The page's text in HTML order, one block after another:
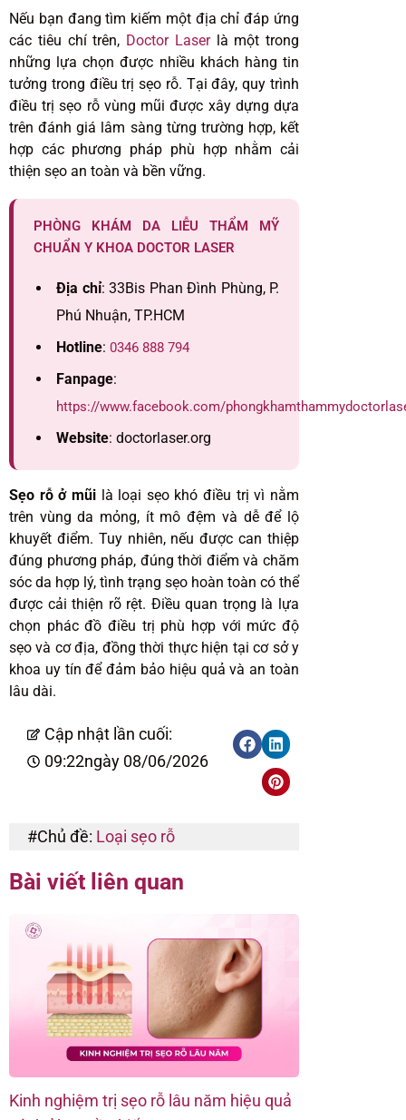
Nếu bạn đang tìm kiếm một địa chỉ đáp ứng
các tiêu chí trên, Doctor Laserlà một trong
những lựa chọn được nhiều khách hàng tin
tưởng trong điều trị sẹo rỗ. Tại đây, quy trình
điều trị sẹo rỗ vùng mũi được xây dựng dựa
trên đánh giá lâm sàng từng trường hợp, kết
hợp các phương pháp phù hợp nhằm cải
thiện sẹo an toàn và bền vững.
PHÒNG KHÁM DA LIỄU THẨM MỸ
CHUẨN Y KHOA DOCTOR LASER
Địa chỉ: 33Bis Phan Đình Phùng, P.
Phú Nhuận, TP.HCM
Hotline: 0346 888 794
Fanpage:
https://www.facebook.com/
Website: doctorlaser.org
Sẹo rỗ ở mũilà loại sẹo khó điều trị vì nằm
trên vùng da mỏng, ít mô đệm và dễ để lộ
khuyết điểm. Tuy nhiên, nếu được can thiệp
đúng phương pháp, đúng thời điểm và chăm
sóc da hợp lý, tình trạng sẹo hoàn toàn có thể
được cải thiện rõ rệt. Điều quan trọng là lựa
chọn phác đồ điều trị phù hợp với mức độ
sẹo và cơ địa, đồng thời thực hiện tại cơ sở y
khoa uy tín để đảm bảo hiệu quả và an toàn
lâu dài.
Cập nhật lần cuối:
09:22ngày 08/06/2026
#Chủ đề: Loại sẹo rỗ
Bài viết liên quan
Kinh nghiệm trị sẹo rỗ lâu năm hiệu quả